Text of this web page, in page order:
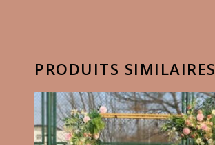
PRODUITS SIMILAIRES